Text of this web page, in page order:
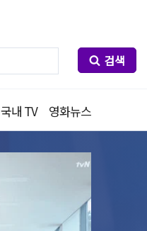
검색
국내 TV 영화뉴스